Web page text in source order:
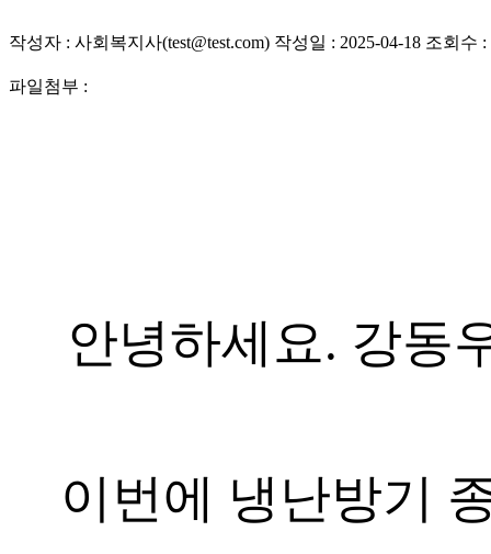
작성자 : 사회복지사(test@test.com) 작성일 : 2025-04-18 조회수 :
파일첨부 :
안녕하세요. 강동
이번에 냉난방기